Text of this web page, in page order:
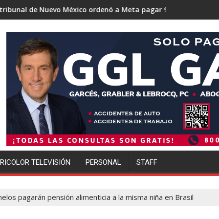
México ordenó a Meta pagar 942 millones de dólares por
Trump se acerca a
TELEVISIÓN PERSONAL STAFF
pagarán pensión alimenticia a la misma niña en Brasil